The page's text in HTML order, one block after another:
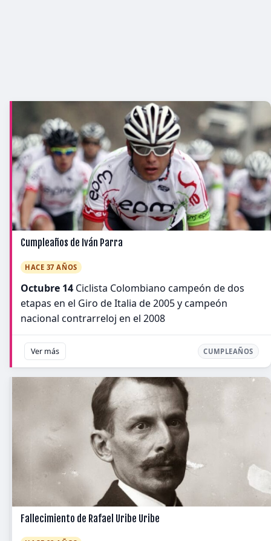
Cumpleaños de Iván Parra
HACE 37 AÑOS
Octubre 14 Ciclista Colombiano campeón de dos
etapas en el Giro de Italia de 2005 y campeón
nacional contrarreloj en el 2008
Ver más CUMPLEAÑOS
Fallecimiento de Rafael Uribe Uribe